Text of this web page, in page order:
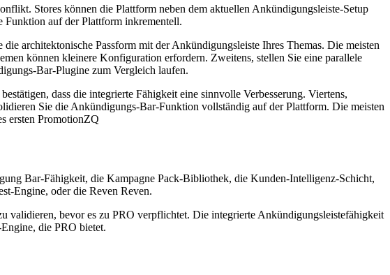
Stores können die Plattform neben dem aktuellen Ankündigungsleiste-Setup
Funktion auf der Plattform inkrementell.
architektonische Passform mit der Ankündigungsleiste Ihres Themas. Die meisten
können kleinere Konfiguration erfordern. Zweitens, stellen Sie eine parallele
Bar-Plugine zum Vergleich laufen.
dass die integrierte Fähigkeit eine sinnvolle Verbesserung. Viertens,
Sie die Ankündigungs-Bar-Funktion vollständig auf der Plattform. Die meisten
ersten PromotionZQ
Bar-Fähigkeit, die Kampagne Pack-Bibliothek, die Kunden-Intelligenz-Schicht,
Engine, oder die Reven Reven.
validieren, bevor es zu PRO verpflichtet. Die integrierte Ankündigungsleistefähigkeit
die PRO bietet.